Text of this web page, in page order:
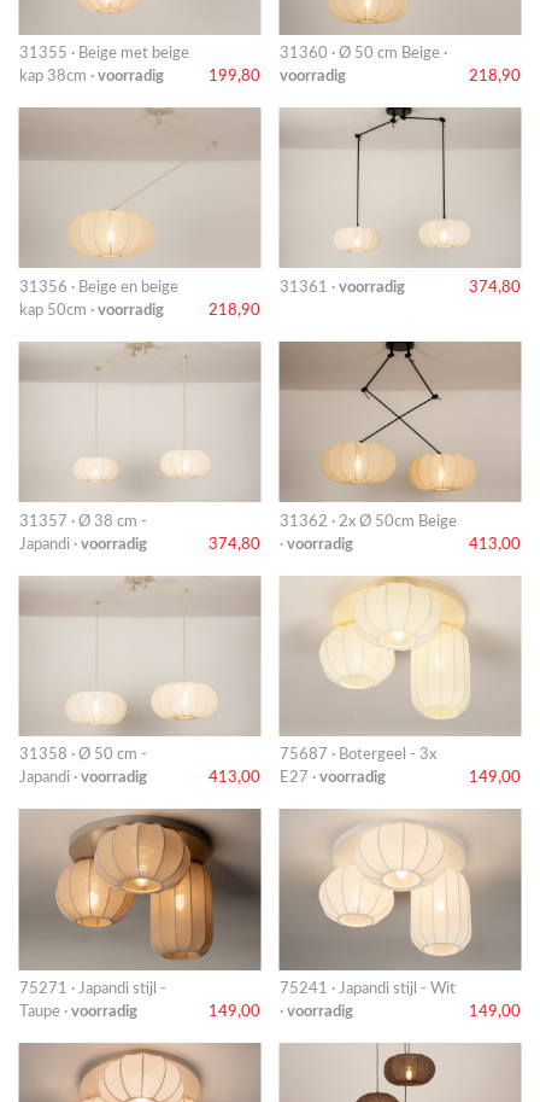
31355 · Beige met beige
kap 38cm · voorradig 199,80
31360 · Ø 50 cm Beige ·
voorradig
218,90
31356 · Beige en beige
kap 50cm · voorradig 218,90
31361 · voorradig 374,80
31357 · Ø 38 cm -
Japandi · voorradig 374,80
31362 · 2x Ø 50cm Beige
· voorradig 413,00
31358 · Ø 50 cm -
Japandi · voorradig 413,00
75687 · Botergeel - 3x
E27 · voorradig 149,00
75271 · Japandi stijl -
Taupe · voorradig 149,00
75241 · Japandi stijl - Wit
· voorradig 149,00